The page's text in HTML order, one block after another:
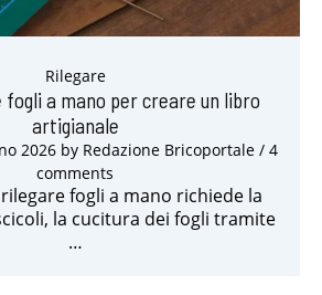
Rilegare
fogli a mano per creare un libro
artigianale
2026by Redazione Bricoportale/ 4
comments
fogli a mano richiede la
la cucitura dei fogli tramite
…